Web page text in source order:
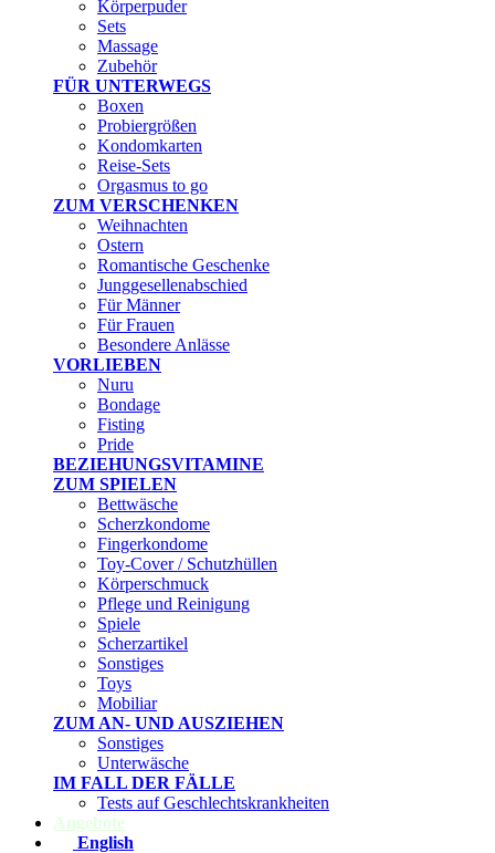
Körperpuder
Sets
Massage
Zubehör
FÜR UNTERWEGS
Boxen
Probiergrößen
Kondomkarten
Reise-Sets
Orgasmus to go
ZUM VERSCHENKEN
Weihnachten
Ostern
Romantische Geschenke
Junggesellenabschied
Für Männer
Für Frauen
Besondere Anlässe
VORLIEBEN
Nuru
Bondage
Fisting
Pride
BEZIEHUNGSVITAMINE
ZUM SPIELEN
Bettwäsche
Scherzkondome
Fingerkondome
Toy-Cover / Schutzhüllen
Körperschmuck
Pflege und Reinigung
Spiele
Scherzartikel
Sonstiges
Toys
Mobiliar
ZUM AN- UND AUSZIEHEN
Sonstiges
Unterwäsche
IM FALL DER FÄLLE
Tests auf Geschlechtskrankheiten
Angebote
English